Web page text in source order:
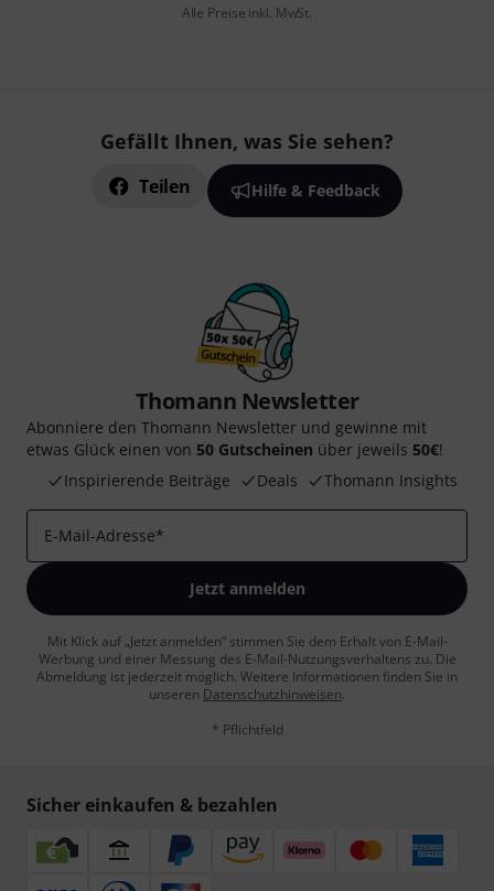
Alle Preise inkl. MwSt.
Gefällt Ihnen, was Sie sehen?
Teilen Hilfe & Feedback
Thomann Newsletter
Abonniere den Thomann Newsletter und gewinne mit
etwas Glück einen von 50 Gutscheinen über jeweils 50€!
Inspirierende Beiträge
Deals Thomann Insights
E-Mail-Adresse*
Jetzt anmelden
Mit Klick auf „Jetzt anmelden“ stimmen Sie dem Erhalt von E-Mail-
Werbung und einer Messung des E-Mail-Nutzungsverhaltens zu. Die
Abmeldung ist jederzeit möglich. Weitere Informationen finden Sie in
unseren Datenschutzhinweisen.
* Pflichtfeld
Sicher einkaufen & bezahlen